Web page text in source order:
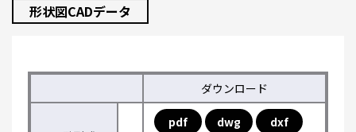
形状図CADデータ
ダウンロード
pdf dwg
dxf